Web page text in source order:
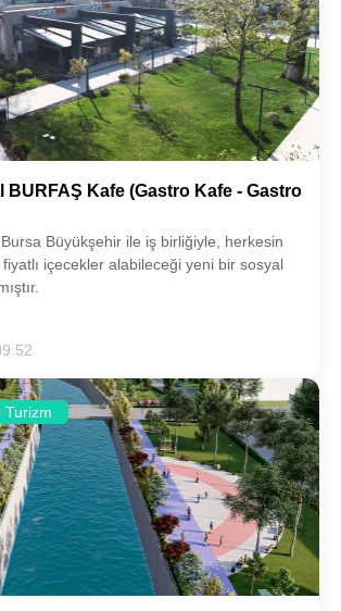
BURFAŞ Kafe (Gastro Kafe - Gastro
Büyükşehir ile iş birliğiyle, herkesin
içecekler alabileceği yeni bir sosyal
Turizm